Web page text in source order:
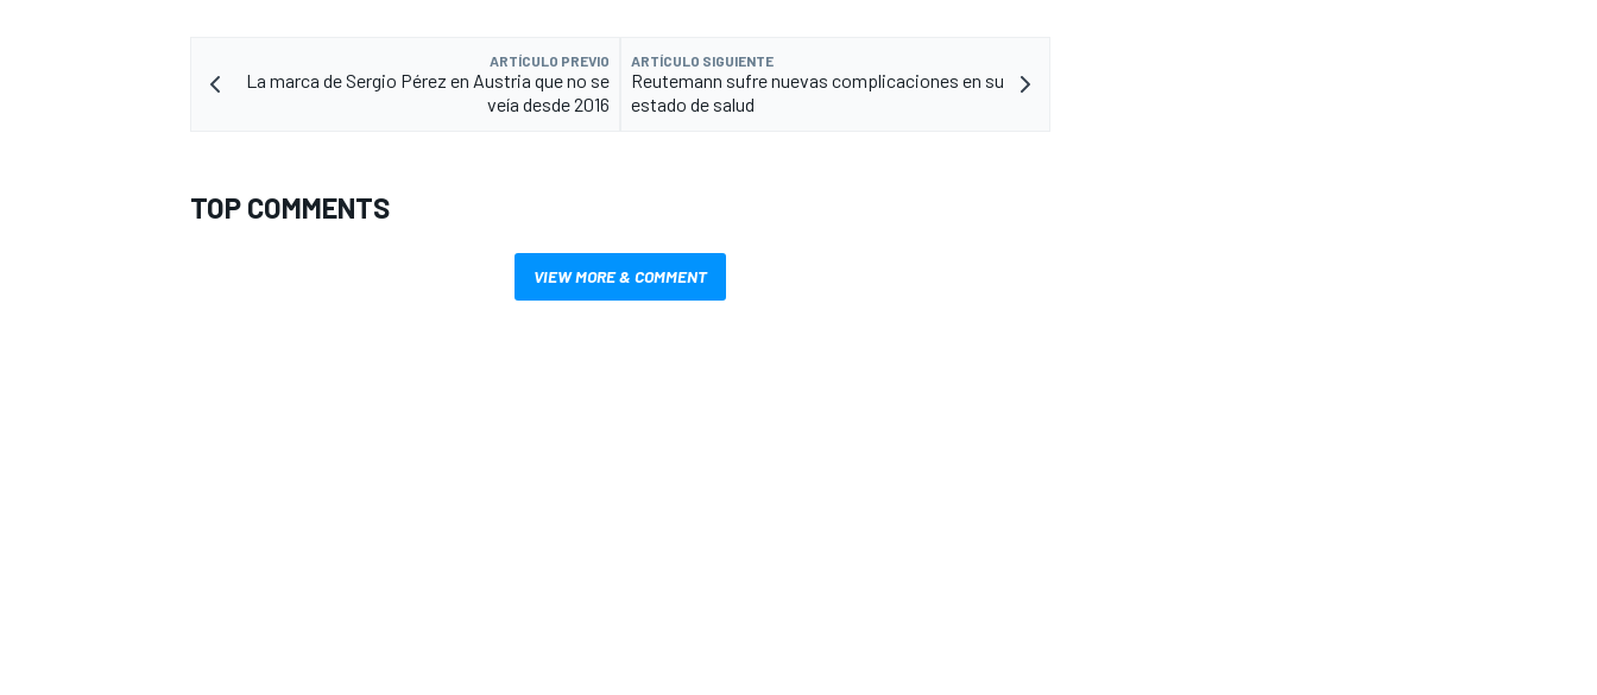
ARTÍCULO PREVIO
La marca de Sergio Pérez en Austria que no se
veía desde 2016
ARTÍCULO SIGUIENTE
Reutemann sufre nuevas complicaciones en su
estado de salud
TOP COMMENTS
VIEW MORE & COMMENT